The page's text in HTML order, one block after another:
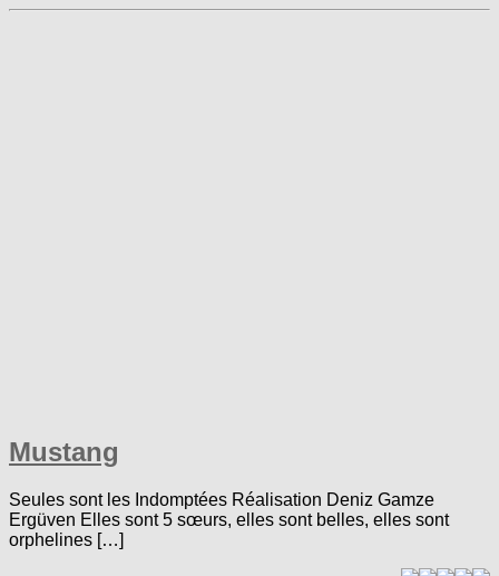
Mustang
Seules sont les Indomptées Réalisation Deniz Gamze
Ergüven Elles sont 5 sœurs, elles sont belles, elles sont
orphelines […]